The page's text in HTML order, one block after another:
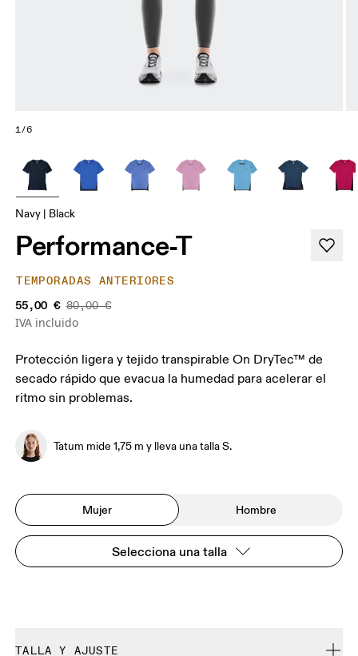
1/6
Navy | Black
Performance-T
TEMPORADAS ANTERIORES
55,00 € 80,00 €
IVA incluido
Protección ligera y tejido transpirable On DryTec™ de
secado rápido que evacua la humedad para acelerar el
ritmo sin problemas.
Tatum mide 1,75 m y lleva una talla S.
Mujer Hombre
Selecciona una talla
TALLA Y AJUSTE